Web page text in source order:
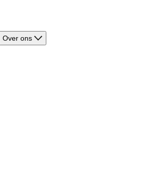
Over ons